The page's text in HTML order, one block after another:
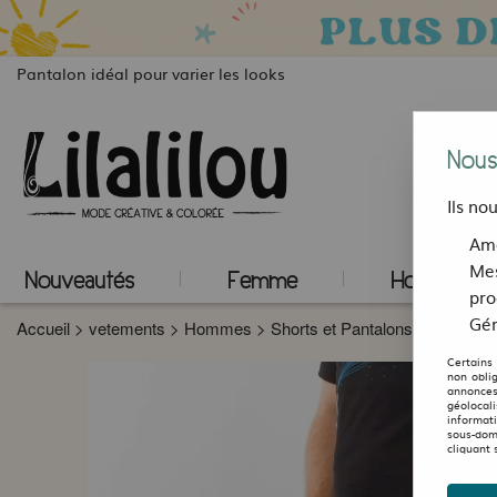
Pantalon idéal pour varier les looks
Nouveautés Femme Homme
Accueil > vetements > Hommes > Shorts et Pantalons
Ils
Certains
non
sous-
cliquant